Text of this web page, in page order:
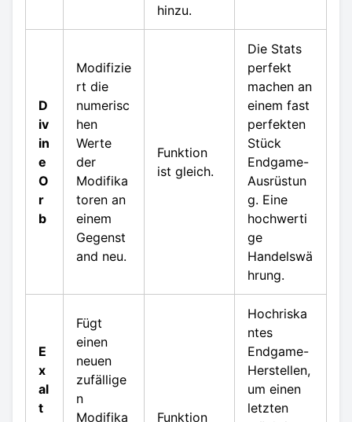
hinzu.
D
iv
in
e
O
r
b
Modifizie
rt die
numerisc
hen
Werte
der
Modifika
toren an
einem
Gegenst
and neu.
Funktion
ist gleich.
Die Stats
perfekt
machen an
einem fast
perfekten
Stück
Endgame-
Ausrüstun
g. Eine
hochwerti
ge
Handelswä
hrung.
E
x
al
t
Fügt
einen
neuen
zufällige
n
Modifika
Funktion
Hochriska
ntes
Endgame-
Herstellen,
um einen
letzten